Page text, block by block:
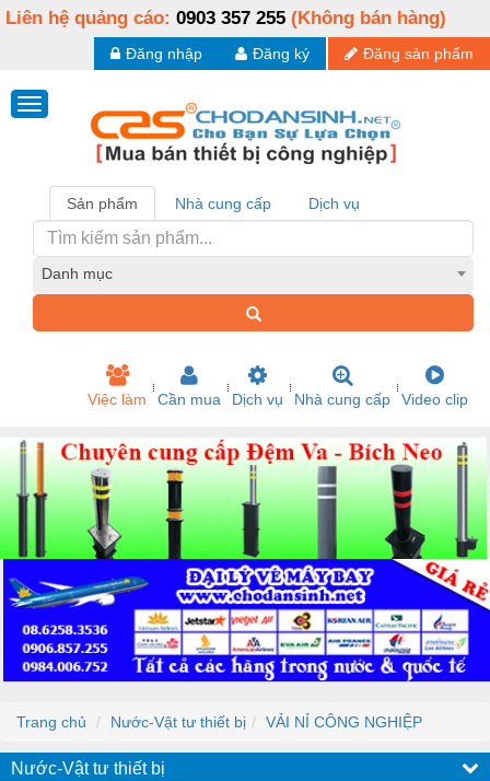
Liên hệ quảng cáo: 0903 357 255 (Không bán hàng)
Đăng sản phẩm
Đăng ký
Đăng nhập
Sản phẩm Nhà cung cấp Dịch vụ
Danh mục
Việc làm Cần mua Dịch vụ Nhà cung cấp Video clip
Trang chủ Nước-Vật tư thiết bị VẢI NỈ CÔNG NGHIỆP
Nước-Vật tư thiết bị